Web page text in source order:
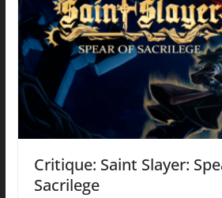
Critique: Saint Slayer:
Sacrilege